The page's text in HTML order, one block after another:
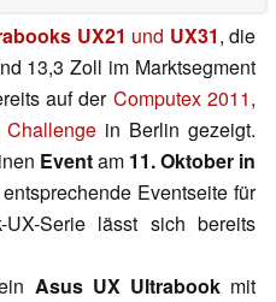
UX21 und UX31, die
13,3 Zoll im Marktsegment
auf der Computex 2011,
in Berlin gezeigt.
Eventam 11. Oktober in
Eventseite für
Serie lässt sich bereits
Asus UX Ultrabookmit